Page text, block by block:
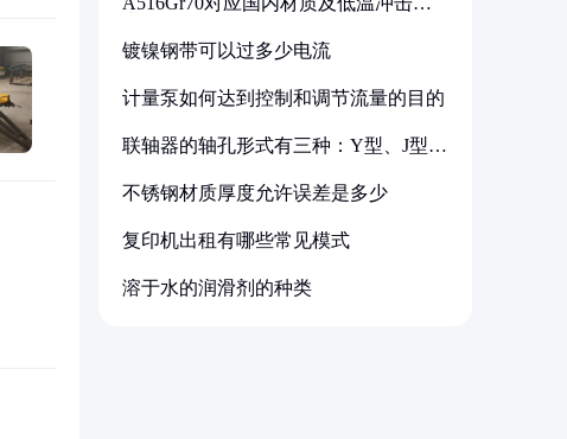
镀镍钢带可以过多少电流
计量泵如何达到控制和调节流量的目的
联轴器的轴孔形式有三种：Y型、J型、
不锈钢材质厚度允许误差是多少
复印机出租有哪些常见模式
溶于水的润滑剂的种类